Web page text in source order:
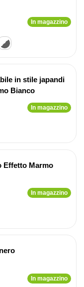
In magazzino
in stile japandi
Bianco
In magazzino
Effetto Marmo
In magazzino
In magazzino